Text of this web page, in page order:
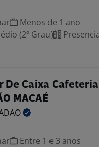
Menos de 1 ano
(2º Grau)
De Caixa
MACAÉ
Entre 1 e 3 anos